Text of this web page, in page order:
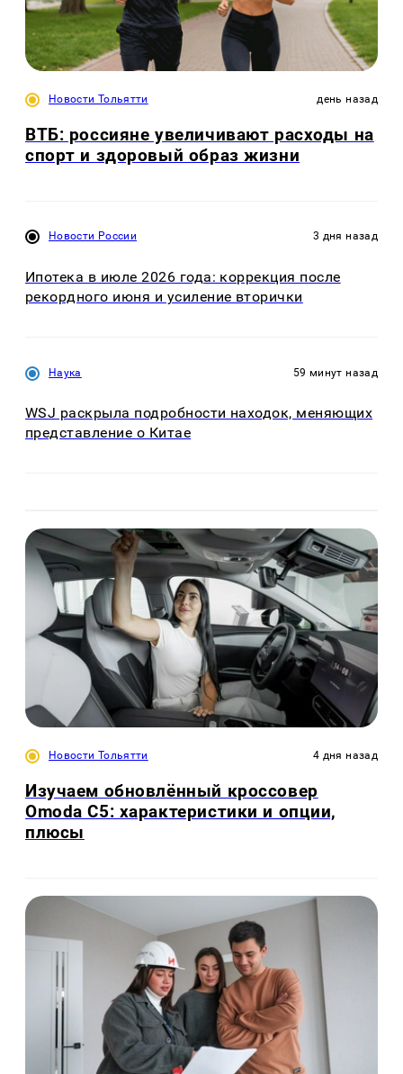
Новости Тольятти день назад
ВТБ: россияне увеличивают расходы на
спорт и здоровый образ жизни
Новости России 3 дня назад
Ипотека в июле 2026 года: коррекция после
рекордного июня и усиление вторички
Наука 59 минут назад
WSJ раскрыла подробности находок, меняющих
представление о Китае
Новости Тольятти 4 дня назад
Изучаем обновлённый кроссовер
Omoda C5: характеристики и опции,
плюсы